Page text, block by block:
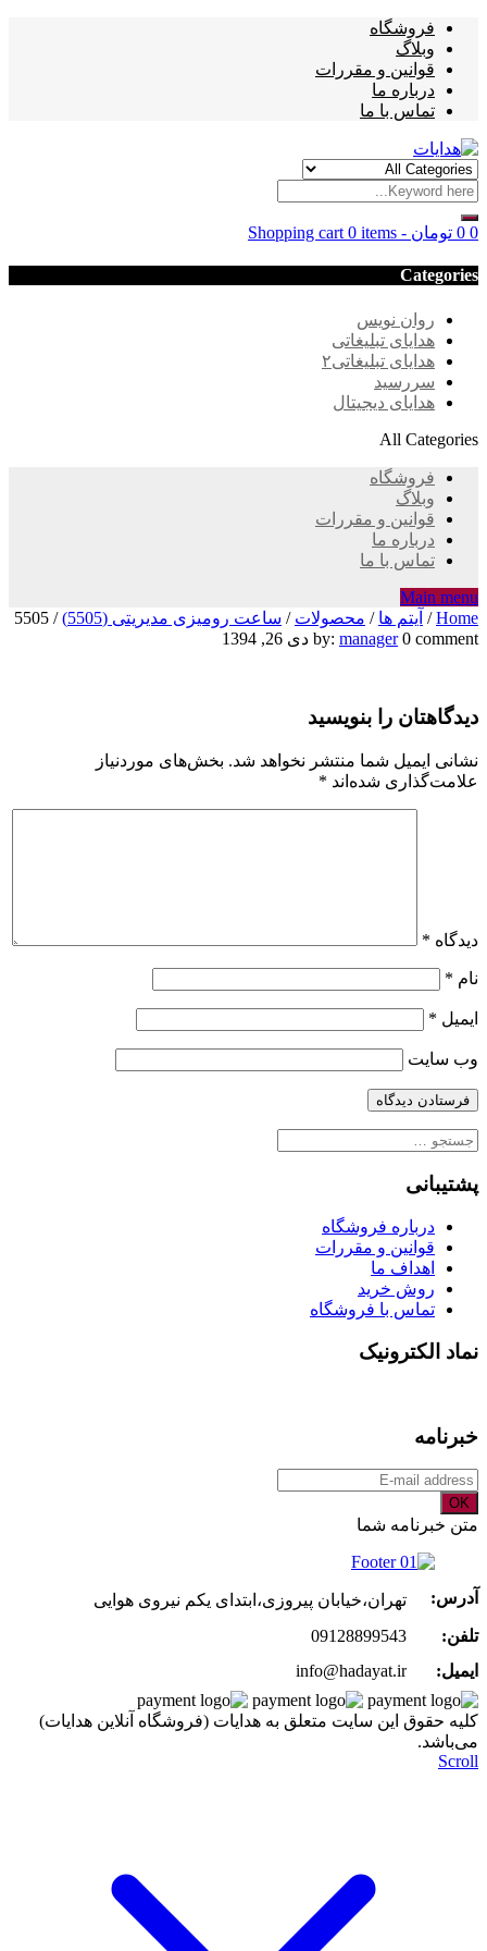
فروشگاه
وبلاگ
قوانین و مقررات
درباره ما
تماس با ما
Shopping cart 0 items - 0 تومان 0
Categories
روان نویس
هدایای تبلیغاتی
هدایای تبلیغاتی۲
سررسید
هدایای دیجیتال
All Categories
فروشگاه
وبلاگ
قوانین و مقررات
درباره ما
تماس با ما
Main menu
Home
/ آیتم ها / محصولات / ساعت رومیزی مدیریتی (5505) /
5505
5505
by: manager 0 comment دی 26, 1394
دیدگاهتان را بنویسید
نشانی ایمیل شما منتشر نخواهد شد. بخش‌های موردنیاز
علامت‌گذاری شده‌اند *
دیدگاه *
نام *
ایمیل *
وب‌ سایت
جستجو
پشتیبانی
درباره فروشگاه
قوانین و مقررات
اهداف ما
روش خرید
تماس با فروشگاه
نماد الکترونیک
خبرنامه
OK
متن خبرنامه شما
آدرس:
تهران،خیابان پیروزی،ابتدای یکم نیروی هوایی
تلفن:
09128899543
ایمیل:
info@hadayat.ir
کليه حقوق اين سايت متعلق به هدایات (فروشگاه آنلاین هدایات)
می‌باشد.
Scroll